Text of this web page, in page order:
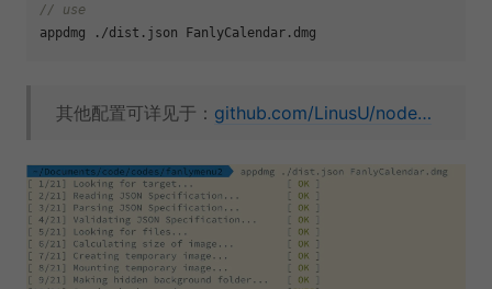
// use
其他配置可详见于： github.com/LinusU/node…